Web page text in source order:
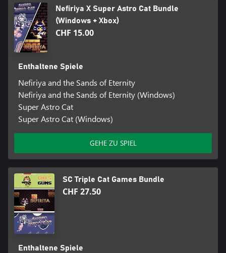
Nefiriya X Super Astro Cat Bundle
(Windows + Xbox)
CHF 15.00
Enthaltene Spiele
Nefiriya and the Sands of Eternity
Nefiriya and the Sands of Eternity (Windows)
Super Astro Cat
Super Astro Cat (Windows)
GEHE ZU SPIEL
SC Triple Cat Games Bundle
CHF 27.50
Enthaltene Spiele